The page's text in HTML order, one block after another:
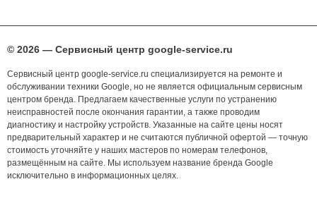
© 2026 — Сервисный центр google-service.ru
Сервисный центр google-service.ru специализируется на ремонте и
обслуживании техники Google, но не является официальным сервисным
центром бренда. Предлагаем качественные услуги по устранению
неисправностей после окончания гарантии, а также проводим
диагностику и настройку устройств. Указанные на сайте цены носят
предварительный характер и не считаются публичной офертой — точную
стоимость уточняйте у наших мастеров по номерам телефонов,
размещённым на сайте. Мы используем название бренда Google
исключительно в информационных целях.